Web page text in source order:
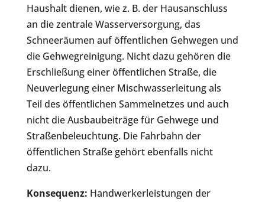
Haushalt dienen, wie z. B. der Hausanschluss
an die zentrale Wasserversorgung, das
Schneeräumen auf öffentlichen Gehwegen und
die Gehwegreinigung. Nicht dazu gehören die
Erschließung einer öffentlichen Straße, die
Neuverlegung einer Mischwasserleitung als
Teil des öffentlichen Sammelnetzes und auch
nicht die Ausbaubeiträge für Gehwege und
Straßenbeleuchtung. Die Fahrbahn der
öffentlichen Straße gehört ebenfalls nicht
dazu.
Konsequenz: Handwerkerleistungen der